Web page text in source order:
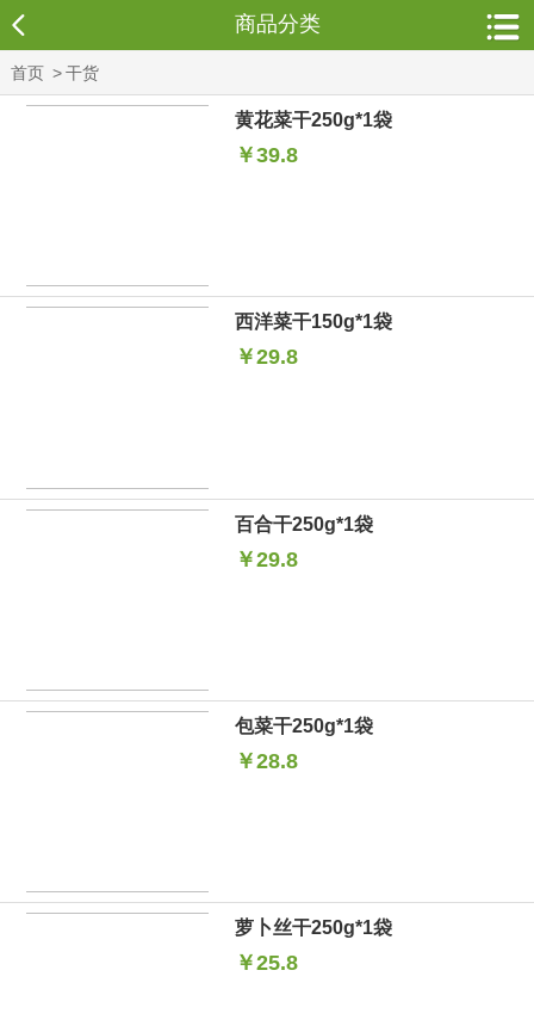
商品分类
首页 >干货
黄花菜干250g*1袋
￥39.8
西洋菜干150g*1袋
￥29.8
百合干250g*1袋
￥29.8
包菜干250g*1袋
￥28.8
萝卜丝干250g*1袋
￥25.8